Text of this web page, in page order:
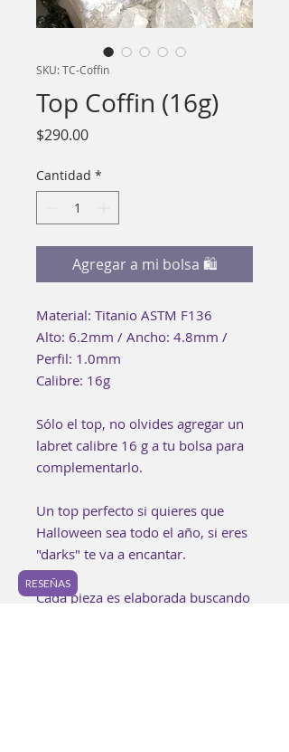
SKU: TC-Coffin
Top Coffin (16g)
$290.00Precio
Cantidad *
Agregar a mi bolsa 🛍
Material: Titanio ASTM F136
Alto: 6.2mm / Ancho: 4.8mm /
Perfil: 1.0mm
Calibre: 16g
Sólo el top, no olvides agregar un
labret calibre 16 g a tu bolsa para
complementarlo.
Un top perfecto si quieres que
Halloween sea todo el año, si eres
"darks" te va a encantar.
Cada pieza es elaborada buscando
RESEÑAS